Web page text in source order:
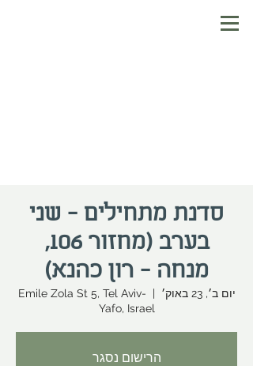
סדנת מתחילים - שני
בערב (מחזור 106,
מנחה - רון כהנא)
יום ב׳, 23 באוק׳
  |
Emile Zola St 5, Tel Aviv-
Yafo, Israel
הרישום נסגר